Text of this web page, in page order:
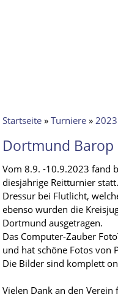
Startseite »Turniere »2023
Dortmund Barop
Vom 8.9. -10.9.2023 fand
diesjährige Reitturnier
Dressur bei Flutlicht,
ebenso wurden die
Dortmund ausgetragen.
Das Computer-Zauber
und hat schöne Fotos von
Die Bilder sind komplett
Vielen Dank an den Verein